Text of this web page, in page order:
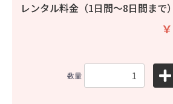
レンタル料金（1日間〜8日間まで）
数量